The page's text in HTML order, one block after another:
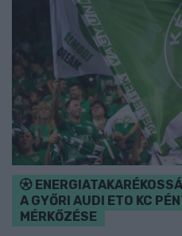
A GYŐRI AUDI ETO KC
MÉRKŐZÉSE